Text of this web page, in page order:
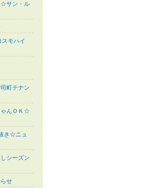
☆サン・ル
モハイ
町テナン
ゃんＯＫ☆
き☆ニュ
シーズン
せ